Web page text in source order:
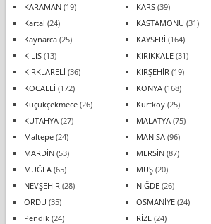
KARAMAN(19) KARS(39)
Kartal (24) KASTAMONU (31)
Kaynarca(25) KAYSERİ (164)
KİLİS(13) KIRIKKALE(31)
KIRKLARELİ (36) KIRŞEHİR (19)
KOCAELİ (172) KONYA(168)
Küçükçekmece(26) Kurtköy(25)
KÜTAHYA(27) MALATYA(75)
Maltepe(24) MANİSA(96)
MARDİN(53) MERSİN(87)
MUĞLA(65) MUŞ(20)
NEVŞEHİR (28) NİĞDE(26)
ORDU (35) OSMANİYE(24)
Pendik(24) RİZE(24)